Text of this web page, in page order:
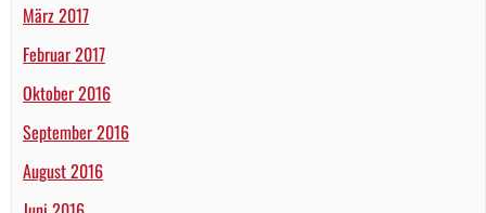
März 2017
Februar 2017
Oktober 2016
September 2016
August 2016